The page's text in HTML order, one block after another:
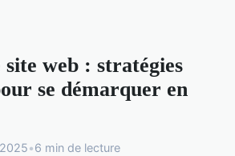
web : stratégies
se démarquer en
•6 min de lecture